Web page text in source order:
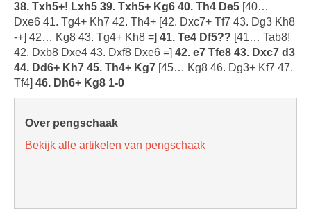
38. Txh5+! Lxh5 39. Txh5+ Kg6 40. Th4 De5 [40…
Dxe6 41. Tg4+ Kh7 42. Th4+ [42. Dxc7+ Tf7 43. Dg3 Kh8
-+] 42… Kg8 43. Tg4+ Kh8 =] 41. Te4 Df5?? [41… Tab8!
42. Dxb8 Dxe4 43. Dxf8 Dxe6 =] 42. e7 Tfe8 43. Dxc7 d3
44. Dd6+ Kh7 45. Th4+ Kg7 [45… Kg8 46. Dg3+ Kf7 47.
Tf4] 46. Dh6+ Kg8 1-0
Over pengschaak
Bekijk alle artikelen van pengschaak